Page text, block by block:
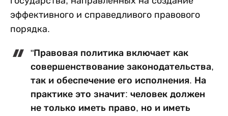
эффективного и справедливого правового
порядка.
"Правовая политика включает как
совершенствование законодательства,
так и обеспечение его исполнения. На
практике это значит: человек должен
не только иметь право, но и иметь